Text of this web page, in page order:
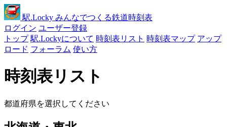
駅.Locky みんなでつくる鉄道時刻表
ログイン ユーザー登録
トップ 駅.Lockyについて 時刻表リスト 時刻表マップ アップ
ロード フォーラム 使い方
時刻表リスト
都道府県を選択してください